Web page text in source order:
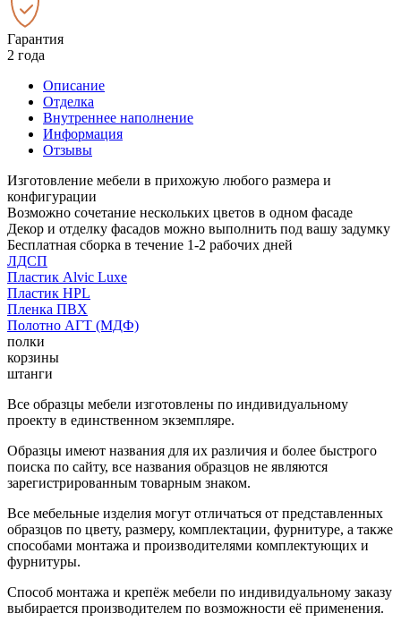
Гарантия
2 года
Описание
Отделка
Внутреннее наполнение
Информация
Отзывы
Изготовление мебели в прихожую любого размера и
конфигурации
Возможно сочетание нескольких цветов в одном фасаде
Декор и отделку фасадов можно выполнить под вашу задумку
Бесплатная сборка в течение 1-2 рабочих дней
ЛДСП
Пластик Alvic Luxe
Пластик HPL
Пленка ПВХ
Полотно АГТ (МДФ)
полки
корзины
штанги
Все образцы мебели изготовлены по индивидуальному
проекту в единственном экземпляре.
Образцы имеют названия для их различия и более быстрого
поиска по сайту, все названия образцов не являются
зарегистрированным товарным знаком.
Все мебельные изделия могут отличаться от представленных
образцов по цвету, размеру, комплектации, фурнитуре, а также
способами монтажа и производителями комплектующих и
фурнитуры.
Способ монтажа и крепёж мебели по индивидуальному заказу
выбирается производителем по возможности её применения.